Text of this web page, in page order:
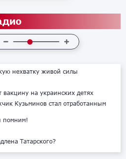
нехватку живой силы
вакцину на украинских детях
Кузьминов стал отработанным
помним!
Татарского?